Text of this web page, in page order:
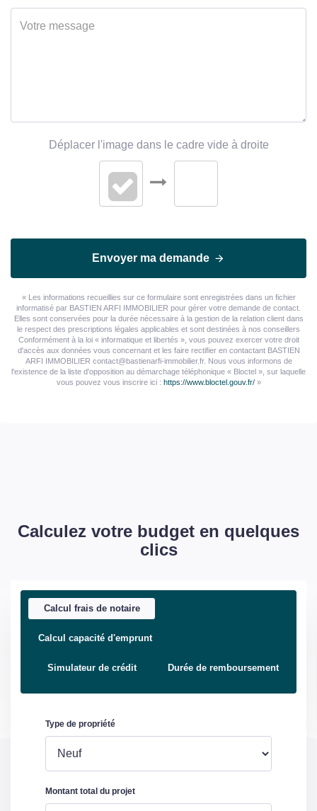
Déplacer l'image dans le cadre vide à droite
Envoyer ma demande
« Les informations recueillies sur ce formulaire sont enregistrées dans un fichier
informatisé par BASTIEN ARFI IMMOBILIER pour gérer votre demande de contact.
Elles sont conservées pour la durée nécessaire à la gestion de la relation client dans
le respect des prescriptions légales applicables et sont destinées à nos conseillers
Conformément à la loi « informatique et libertés », vous pouvez exercer votre droit
d'accès aux données vous concernant et les faire rectifier en contactant BASTIEN
ARFI IMMOBILIER contact@bastienarfi-immobilier.fr. Nous vous informons de
l'existence de la liste d'opposition au démarchage téléphonique « Bloctel », sur laquelle
vous pouvez vous inscrire ici : https://www.bloctel.gouv.fr/»
Calculez votre budget en quelques
clics
Calcul frais de notaire
Calcul capacité d'emprunt
Simulateur de crédit Durée de remboursement